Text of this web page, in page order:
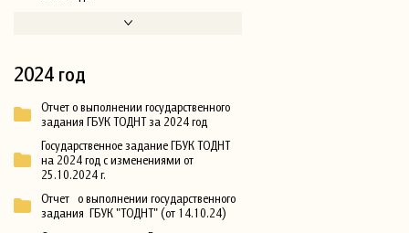
2024 год
Отчет о выполнении государственного
задания ГБУК ТОДНТ за 2024 год
Государственное задание ГБУК ТОДНТ
на 2024 год с изменениями от
25.10.2024 г.
Отчет о выполнении государственного
задания ГБУК "ТОДНТ" (от 14.10.24)